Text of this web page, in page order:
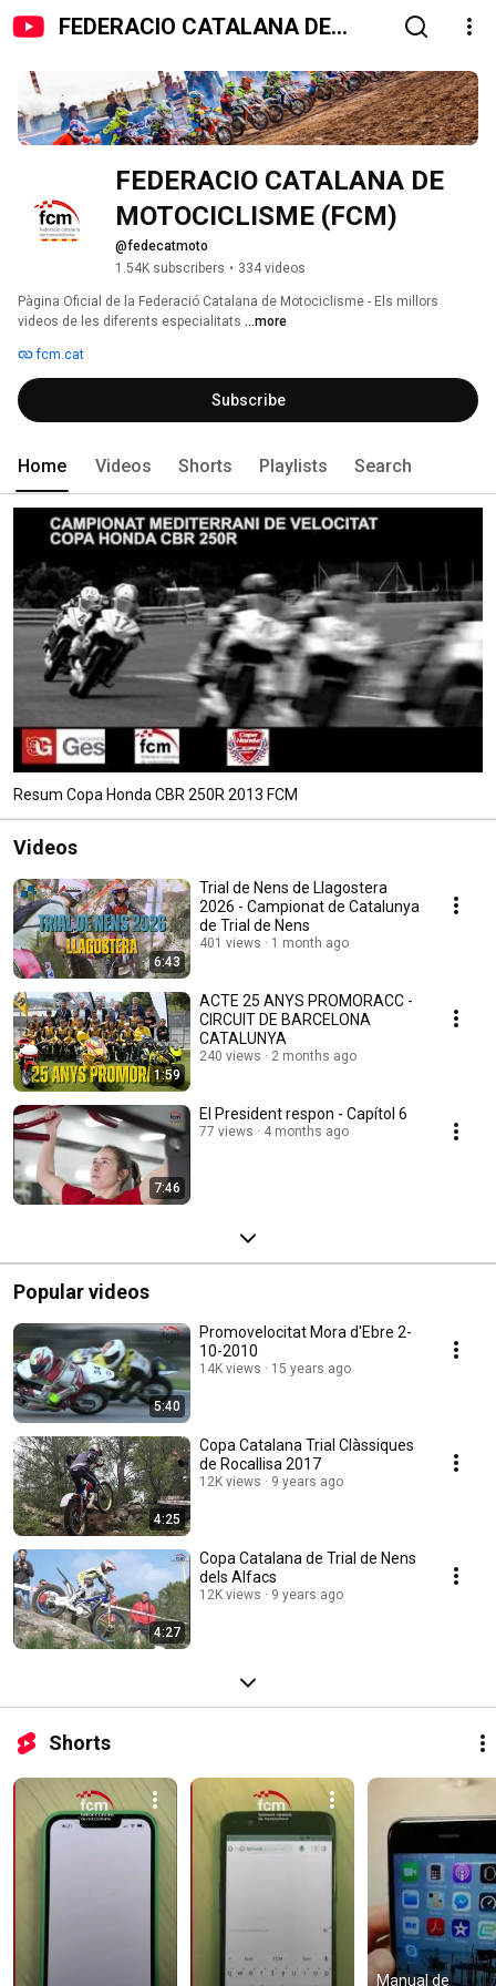
FEDERACIO CATALANA DE
FEDERACIO CATALANA DE
MOTOCICLISME (FCM)
@fedecatmoto
1.54K subscribers • 334 videos
Pàgina Oficial de la Federació Catalana de Motociclisme - Els millors
videos de les diferents especialitats ...more
fcm.cat
Subscribe
Home Videos Shorts Playlists Search
Resum Copa Honda CBR 250R 2013 FCM
Videos
6:43
Trial de Nens de Llagostera
2026 - Campionat de Catalunya
de Trial de Nens
401 views 1 month ago
1:59
ACTE 25 ANYS PROMORACC -
CIRCUIT DE BARCELONA
CATALUNYA
240 views 2 months ago
7:46
El President respon - Capítol 6
77 views 4 months ago
Popular videos
5:40
Promovelocitat Mora d'Ebre 2-
10-2010
14K views 15 years ago
4:25
Copa Catalana Trial Clàssiques
de Rocallisa 2017
12K views 9 years ago
4:27
Copa Catalana de Trial de Nens
dels Alfacs
12K views 9 years ago
Shorts
Manual de